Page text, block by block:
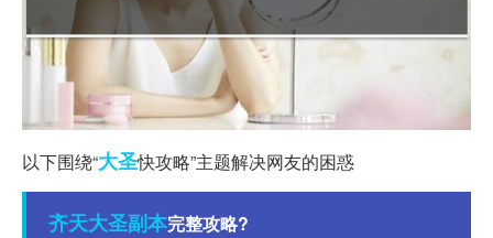
以下围绕“大圣快攻略”主题解决网友的困惑
齐天大圣副本完整攻略?